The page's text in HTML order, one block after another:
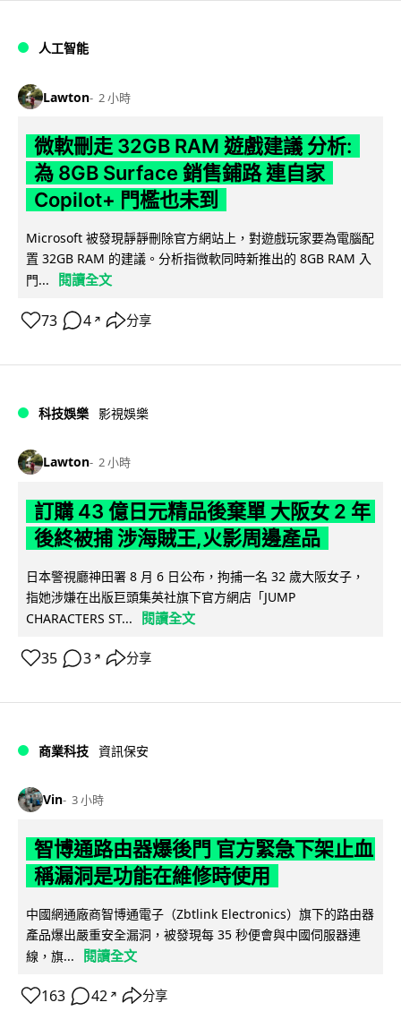
人工智能
Lawton 2 小時
微軟刪走 32GB RAM 遊戲建議 分析:
為 8GB Surface 銷售鋪路 連自家
Copilot+ 門檻也未到
Microsoft 被發現靜靜刪除官方網站上，對遊戲玩家要為電腦配
置 32GB RAM 的建議。分析指微軟同時新推出的 8GB RAM 入
門...
閱讀全文
73 4 ↗ 分享
科技娛樂 影視娛樂
Lawton 2 小時
訂購 43 億日元精品後棄單 大阪女 2 年
後終被捕 涉海賊王,火影周邊產品
日本警視廳神田署 8 月 6 日公布，拘捕一名 32 歲大阪女子，
指她涉嫌在出版巨頭集英社旗下官方網店「JUMP
CHARACTERS ST...
閱讀全文
35 3 ↗ 分享
商業科技 資訊保安
Vin 3 小時
智博通路由器爆後門 官方緊急下架止血
稱漏洞是功能在維修時使用
中國網通廠商智博通電子（Zbtlink Electronics）旗下的路由器
產品爆出嚴重安全漏洞，被發現每 35 秒便會與中國伺服器連
線，旗...
閱讀全文
163 42 ↗ 分享